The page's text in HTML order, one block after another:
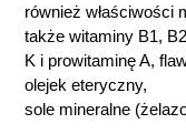
również właściwości
także witaminy B1,
K i prowitaminę A,
olejek eteryczny,
sole mineralne